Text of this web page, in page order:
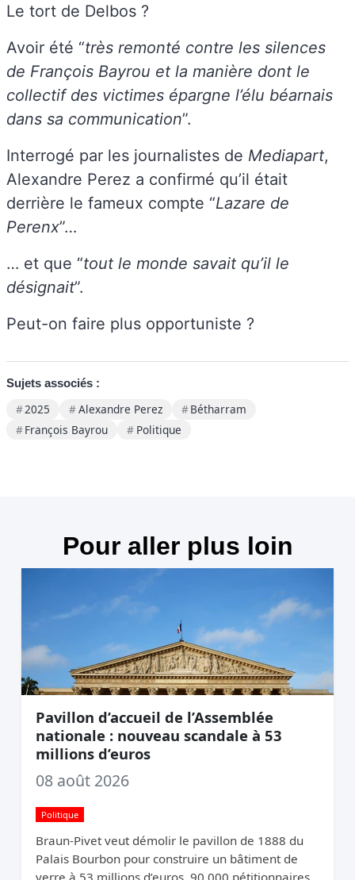
Le tort de Delbos ?
Avoir été “très remonté contre les silences
de François Bayrou et la manière dont le
collectif des victimes épargne l’élu béarnais
dans sa communication”.
Interrogé par les journalistes de Mediapart,
Alexandre Perez a confirmé qu’il était
derrière le fameux compte “Lazare de
Perenx”…
… et que “tout le monde savait qu’il le
désignait”.
Peut-on faire plus opportuniste ?
Sujets associés :
2025 Alexandre Perez
Bétharram
François Bayrou
Politique
Pour aller plus loin
Pavillon d’accueil de l’Assemblée
nationale : nouveau scandale à 53
millions d’euros
08 août 2026
Politique
Braun-Pivet veut démolir le pavillon de 1888 du
Palais Bourbon pour construire un bâtiment de
verre à 53 millions d’euros. 90 000 pétitionnaires,